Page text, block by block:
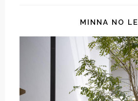
MINNA NO LE